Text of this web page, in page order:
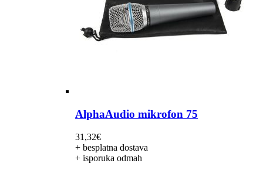
AlphaAudio mikrofon 75
31,32€
+ besplatna dostava
+ isporuka odmah